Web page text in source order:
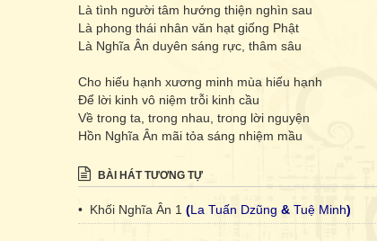
Là tình người tâm hướng thiện nghìn sau
Là phong thái nhân văn hạt giống Phật
Là Nghĩa Ân duyên sáng rực, thâm sâu
Cho hiếu hạnh xương minh mùa hiếu hạnh
Để lời kinh vô niệm trỗi kinh cầu
Về trong ta, trong nhau, trong lời nguyện
Hồn Nghĩa Ân mãi tỏa sáng nhiệm mầu
BÀI HÁT TƯƠNG TỰ
• Khối Nghĩa Ân 1 (La Tuấn Dzũng & Tuệ Minh)